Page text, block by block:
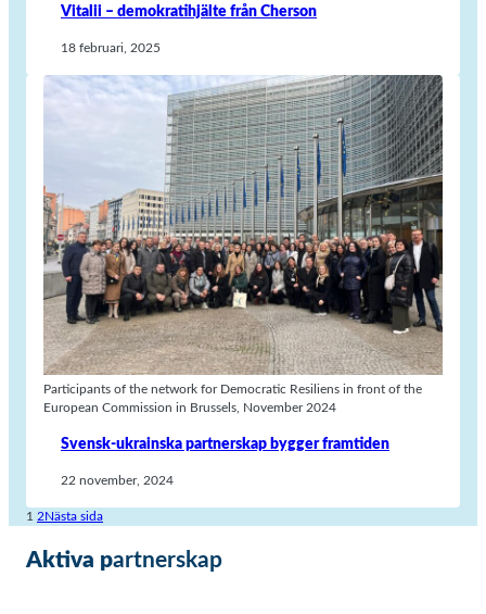
Vitalii – demokratihjälte från Cherson
18 februari, 2025
Participants of the network for Democratic Resiliens in front of the
European Commission in Brussels, November 2024
Svensk-ukrainska partnerskap bygger framtiden
22 november, 2024
1 2Nästa sida
Aktiva partnerskap